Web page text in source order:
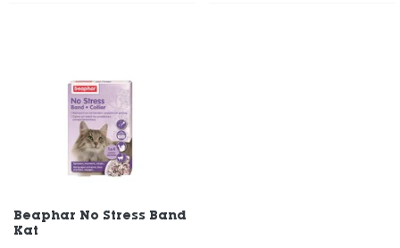
Beaphar No Stress Band
Kat